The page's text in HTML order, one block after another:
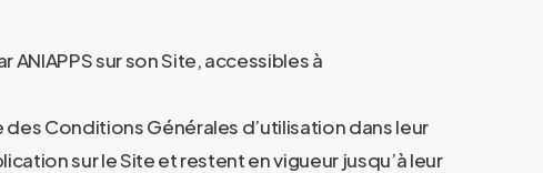
sur son Site, accessibles à
Conditions Générales d’utilisation dans leur
sur le Site et restent en vigueur jusqu’à leur